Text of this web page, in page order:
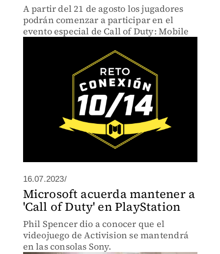
A partir del 21 de agosto los jugadores
podrán comenzar a participar en el
evento especial de Call of Duty: Mobile
16.07.2023/
Microsoft acuerda mantener a
'Call of Duty' en PlayStation
Phil Spencer dio a conocer que el
videojuego de Activision se mantendrá
en las consolas Sony.